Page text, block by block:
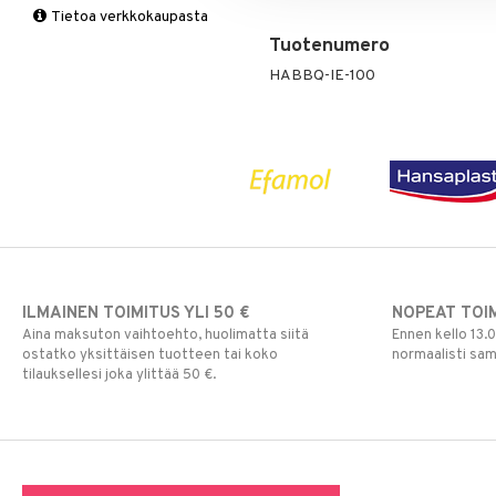
Tuotenumero
HABBQ-IE-100
Multimineraalit
Suorituskyky
Tietoa verkkokaupasta
ILMAINEN TOIMITUS YLI 50 €
Aina maksuton vaihtoehto, huolimatta siitä
ostatko yksittäisen tuotteen tai koko
tilauksellesi joka ylittää 50 €.
NOPEAT
Ennen kello
normaalisti